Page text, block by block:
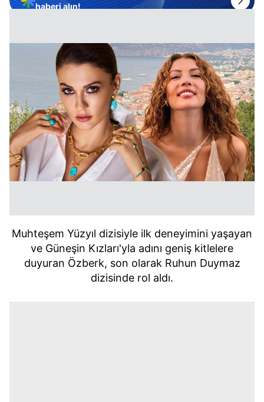
haberi alın!
Muhteşem Yüzyıl dizisiyle ilk deneyimini yaşayan
ve Güneşin Kızları'yla adını geniş kitlelere
duyuran Özberk, son olarak Ruhun Duymaz
dizisinde rol aldı.